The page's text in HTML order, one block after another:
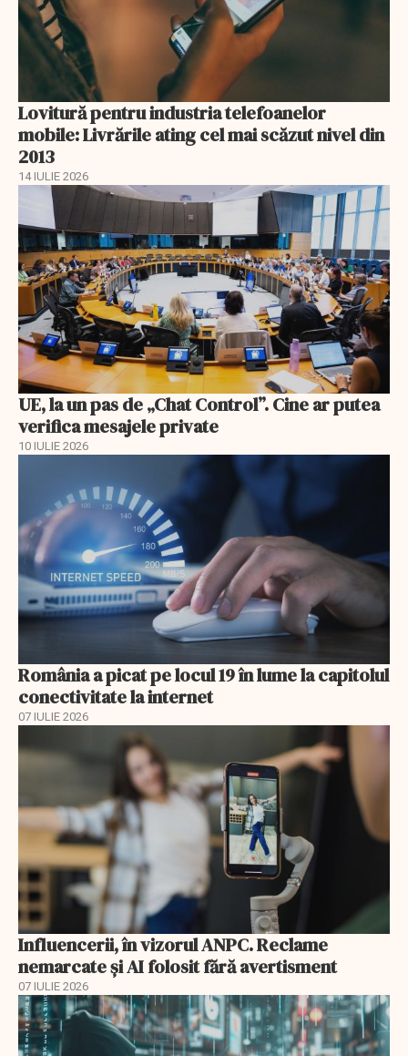
Lovitură pentru industria telefoanelor
mobile: Livrările ating cel mai scăzut nivel din
2013
14 IULIE 2026
UE, la un pas de „Chat Control”. Cine ar putea
verifica mesajele private
10 IULIE 2026
România a picat pe locul 19 în lume la capitolul
conectivitate la internet
07 IULIE 2026
Influencerii, în vizorul ANPC. Reclame
nemarcate și AI folosit fără avertisment
07 IULIE 2026